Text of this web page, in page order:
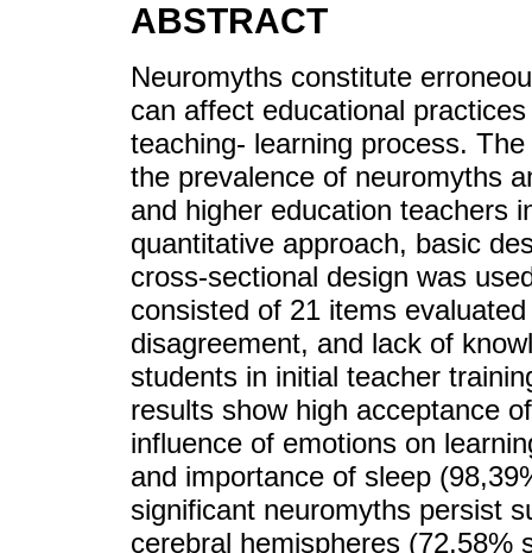
ABSTRACT
Neuromyths constitute
can affect educational
teaching- learning process.
the prevalence of neuromyths
and higher education teachers
quantitative approach, basic
cross-sectional design was
consisted of 21 items
disagreement, and lack of
students in initial teacher
results show high acceptance
influence of emotions on
and importance of sleep
significant neuromyths persist
cerebral hemispheres (72,58%